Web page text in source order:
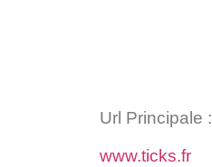
Url Principale :
www.ticks.fr